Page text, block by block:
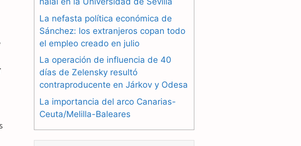
o
o
k
r
a
m
A
p
p
La nefasta política económica de
Sánchez: los extranjeros copan todo
el empleo creado en julio
La operación de influencia de 40
días de Zelensky resultó
contraproducente en Járkov y Odesa
La importancia del arco Canarias-
Ceuta/Melilla-Baleares